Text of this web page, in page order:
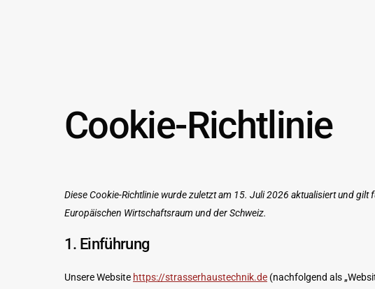
Cookie-Richtlinie
Diese Cookie-Richtlinie wurde zuletzt am 15. Juli 2026 aktualisiert und
Europäischen Wirtschaftsraum und der Schweiz.
1. Einführung
Unsere Website https://strasserhaustechnik.de (nachfolgend als